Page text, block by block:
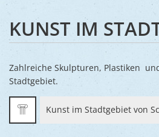
KUNST IM
Zahlreiche Skulpturen, Plastiken
Stadtgebiet.
Kunst im Stadtgebiet von